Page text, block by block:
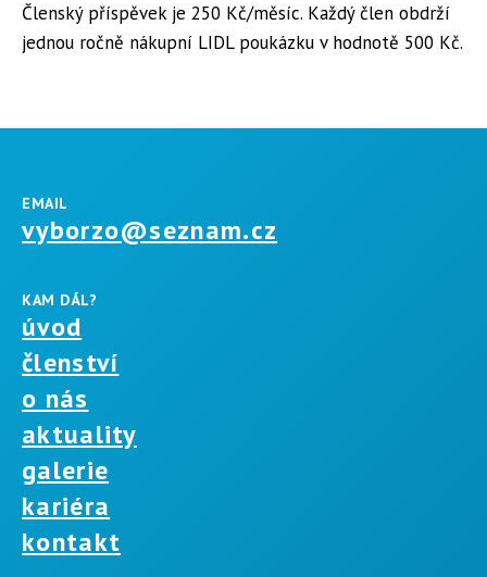
Členský příspěvek je 250 Kč/měsíc. Každý člen obdrží
jednou ročně nákupní LIDL poukázku v hodnotě 500 Kč.
EMAIL
vyborzo@seznam.cz
KAM DÁL?
úvod
členství
o nás
aktuality
galerie
kariéra
kontakt